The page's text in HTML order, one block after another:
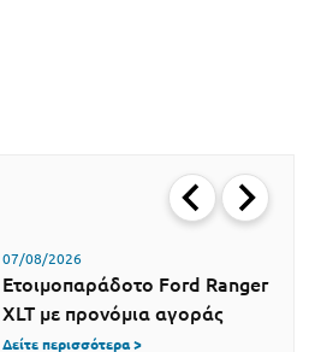
07/08/2026
Ετοιμοπαράδοτο Ford Ranger
XLT με προνόμια αγοράς
Δείτε περισσότερα >